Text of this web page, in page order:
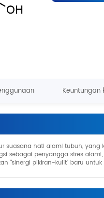
Keuntungan
suasana hati alami tubuh, yang
sebagai penyangga stres
"sinergi pikiran-kulit" baru untuk